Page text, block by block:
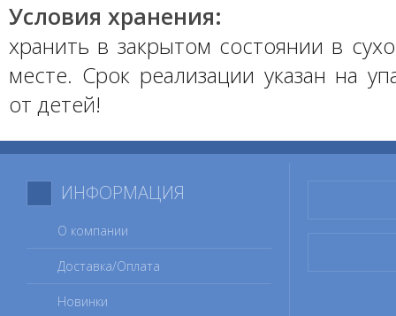
Условия хранения:
хранить в закрытом состоянии в
месте. Срок реализации указан на
от детей!
ИНФОРМАЦИЯ
О компании
Доставка/Оплата
Новинки